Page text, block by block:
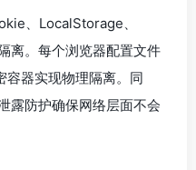
、LocalStorage、
离。每个浏览器配置文件
容器实现物理隔离。同
露防护确保网络层面不会